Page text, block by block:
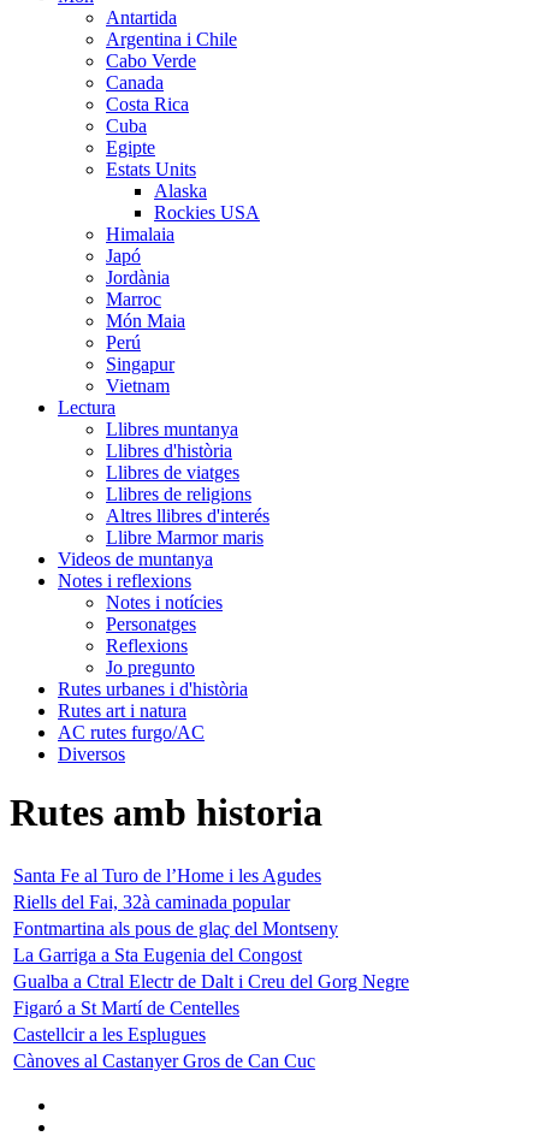
Antartida
Argentina i Chile
Cabo Verde
Canada
Costa Rica
Cuba
Egipte
Estats Units
Alaska
Rockies USA
Himalaia
Japó
Jordània
Marroc
Món Maia
Perú
Singapur
Vietnam
Lectura
Llibres muntanya
Llibres d'història
Llibres de viatges
Llibres de religions
Altres llibres d'interés
Llibre Marmor maris
Videos de muntanya
Notes i reflexions
Notes i notícies
Personatges
Reflexions
Jo pregunto
Rutes urbanes i d'història
Rutes art i natura
AC rutes furgo/AC
Diversos
Rutes amb historia
Santa Fe al Turo de l’Home i les Agudes
Riells del Fai, 32à caminada popular
Fontmartina als pous de glaç del Montseny
La Garriga a Sta Eugenia del Congost
Gualba a Ctral Electr de Dalt i Creu del Gorg Negre
Figaró a St Martí de Centelles
Castellcir a les Esplugues
Cànoves al Castanyer Gros de Can Cuc